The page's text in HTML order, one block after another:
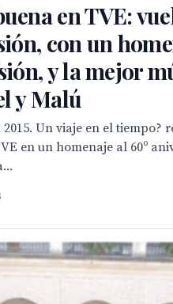
en TVE:
con un
y la mejor
y Malú
2015. Un viaje en el tiempo?
en un homenaje al 60º